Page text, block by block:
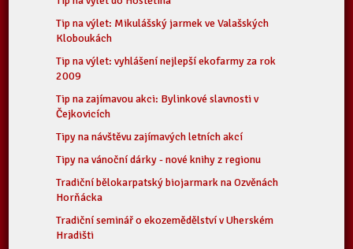
Tip na výlet: Mikulášský jarmek ve Valašských
Kloboukách
Tip na výlet: vyhlášení nejlepší ekofarmy za rok
2009
Tip na zajímavou akci: Bylinkové slavnosti v
Čejkovicích
Tipy na návštěvu zajímavých letních akcí
Tipy na vánoční dárky - nové knihy z regionu
Tradiční bělokarpatský biojarmark na Ozvěnách
Horňácka
Tradiční seminář o ekozemědělství v Uherském
Hradišti